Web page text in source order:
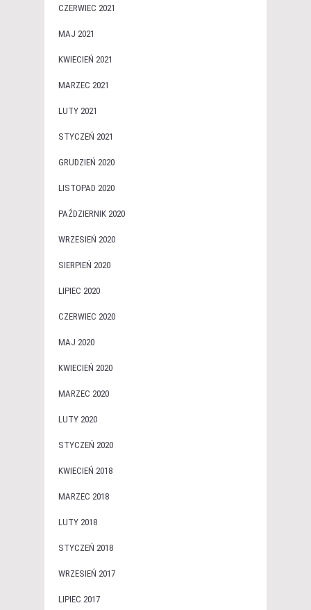
CZERWIEC 2021
MAJ 2021
KWIECIEŃ 2021
MARZEC 2021
LUTY 2021
STYCZEŃ 2021
GRUDZIEŃ 2020
LISTOPAD 2020
PAŹDZIERNIK 2020
WRZESIEŃ 2020
SIERPIEŃ 2020
LIPIEC 2020
CZERWIEC 2020
MAJ 2020
KWIECIEŃ 2020
MARZEC 2020
LUTY 2020
STYCZEŃ 2020
KWIECIEŃ 2018
MARZEC 2018
LUTY 2018
STYCZEŃ 2018
WRZESIEŃ 2017
LIPIEC 2017